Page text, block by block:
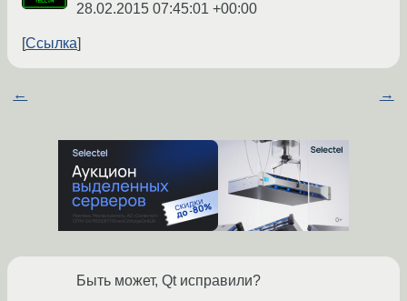
28.02.2015 07:45:01 +00:00
Ссылка
← →
Быть может, Qt исправили?